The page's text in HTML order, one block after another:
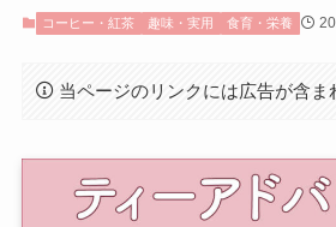
コーヒー・紅茶 趣味・実用 食育・栄養
当ページのリンクには広告が含ま